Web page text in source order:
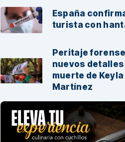
España
turista con
Peritaje
nuevos
muerte de Keyla
Martínez